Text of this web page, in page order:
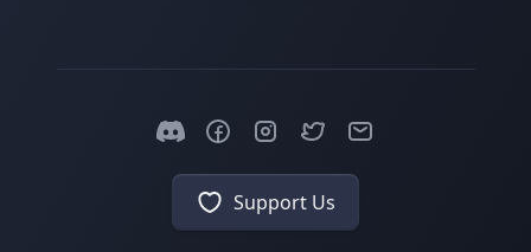
Support Us